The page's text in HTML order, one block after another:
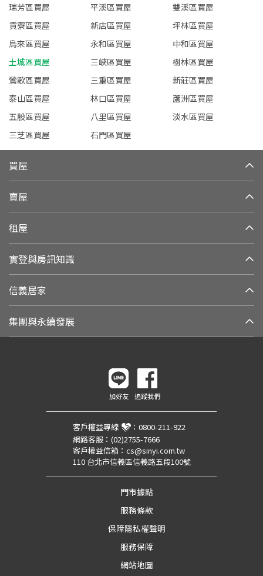
瑞芳區買屋
平溪區買屋
雙溪區買屋
貢寮區買屋
新店區買屋
坪林區買屋
烏來區買屋
永和區買屋
中和區買屋
土城區買屋
三峽區買屋
樹林區買屋
鶯歌區買屋
三重區買屋
新莊區買屋
泰山區買屋
林口區買屋
蘆洲區買屋
五股區買屋
八里區買屋
淡水區買屋
三芝區買屋
石門區買屋
買屋
賣屋
租屋
實登與房訊知識
信義居家
集團與永續發展
加好友 追蹤我們
客戶權益專線 ： 0800-211-922
網路客服： (02)2755-7666
客戶權益信箱： cs@sinyi.com.tw
110 台北市信義區信義路五段100號
門市據點
服務條款
保障隱私權聲明
服務保障
網站地圖